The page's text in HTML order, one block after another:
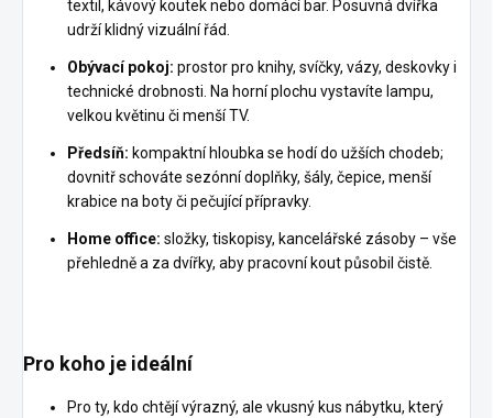
textil, kávový koutek nebo domácí bar. Posuvná dvířka
udrží klidný vizuální řád.
Obývací pokoj: prostor pro knihy, svíčky, vázy, deskovky i
technické drobnosti. Na horní plochu vystavíte lampu,
velkou květinu či menší TV.
Předsíň: kompaktní hloubka se hodí do užších chodeb;
dovnitř schováte sezónní doplňky, šály, čepice, menší
krabice na boty či pečující přípravky.
Home office: složky, tiskopisy, kancelářské zásoby – vše
přehledně a za dvířky, aby pracovní kout působil čistě.
Pro koho je ideální
Pro ty, kdo chtějí výrazný, ale vkusný kus nábytku, který